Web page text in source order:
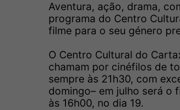
Aventura, ação, drama,
programa do Centro
filme para o seu género
O Centro Cultural do
chamam por cinéfilos de
sempre às 21h30, com
domingo– em julho será o
às 16h00, no dia 19.